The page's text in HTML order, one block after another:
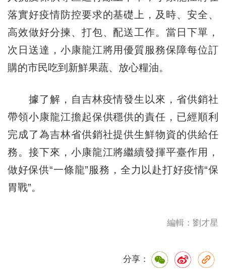
落實好疫情防控要求的基礎上，及時、安全、
高效做好分揀、打包、配送工作。當日下單，
次日送達，小康龍江將用優質服務保障每位訂
購的市民吃到新鮮果蔬、放心糧油。
據了解，自吉林疫情發生以來，省供銷社
帶領小康龍江擔起保供穩供的責任，已經順利
完成了為吉林省供銷社提供生鮮物資的供給任
務。接下來，小康龍江將繼續發揮平臺作用，
做好保供“一條龍”服務，全力以赴打好疫情“保
胃戰”。
編輯：劉才星
分享：